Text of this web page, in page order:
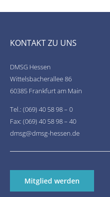
KONTAKT ZU UNS
DMSG Hessen
Wittelsbacherallee 86
60385 Frankfurt am Main
Tel.: (069) 40 58 98 – 0
Fax: (069) 40 58 98 – 40
dmsg@dmsg-hessen.de
Mitglied werden